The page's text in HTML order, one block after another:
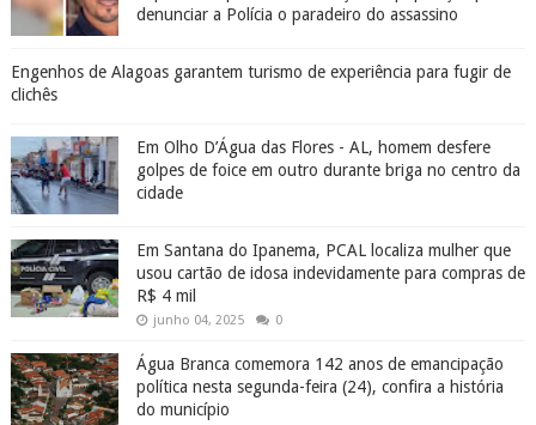
denunciar a Polícia o paradeiro do assassino
Engenhos de Alagoas garantem turismo de experiência para fugir de
clichês
Em Olho D’Água das Flores - AL, homem desfere
golpes de foice em outro durante briga no centro da
cidade
Em Santana do Ipanema, PCAL localiza mulher que
usou cartão de idosa indevidamente para compras de
R$ 4 mil
junho 04, 2025 0
Água Branca comemora 142 anos de emancipação
política nesta segunda-feira (24), confira a história
do município